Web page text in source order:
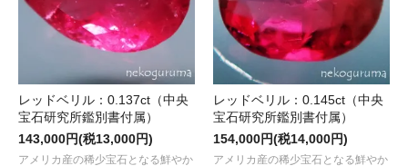
レッドベリル：0.137ct（中央
宝石研究所鑑別書付属）
143,000円(税13,000円)
アメリカ産の稀少宝石となる鮮やか
レッドベリル：0.145ct（中央
宝石研究所鑑別書付属）
154,000円(税14,000円)
アメリカ産の稀少宝石となる鮮やか